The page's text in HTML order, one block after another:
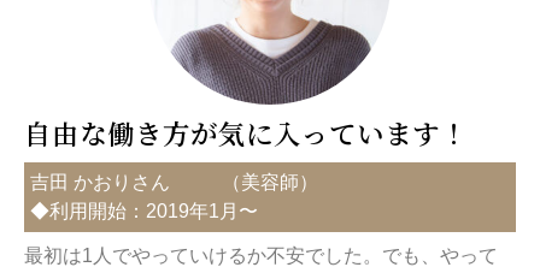
自由な働き方が気に入っています！
吉田 かおりさん （美容師）
◆利用開始：2019年1月〜
最初は1人でやっていけるか不安でした。でも、やって